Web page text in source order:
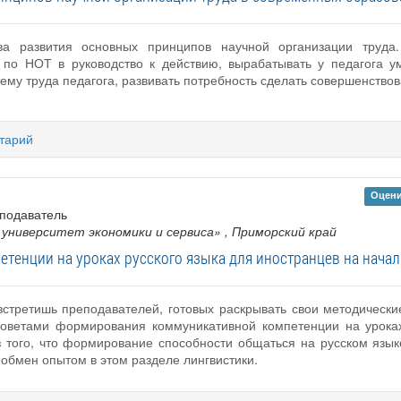
развития основных принципов научной организации
НОТ в руководство к действию, вырабатывать у педагога
труда педагога, развивать потребность сделать
экономики и сервиса» , Приморский край
на уроках русского языка для иностранцев на
преподавателей, готовых раскрывать свои
формирования коммуникативной компетенции на
что формирование способности общаться на русском
опытом в этом разделе лингвистики.